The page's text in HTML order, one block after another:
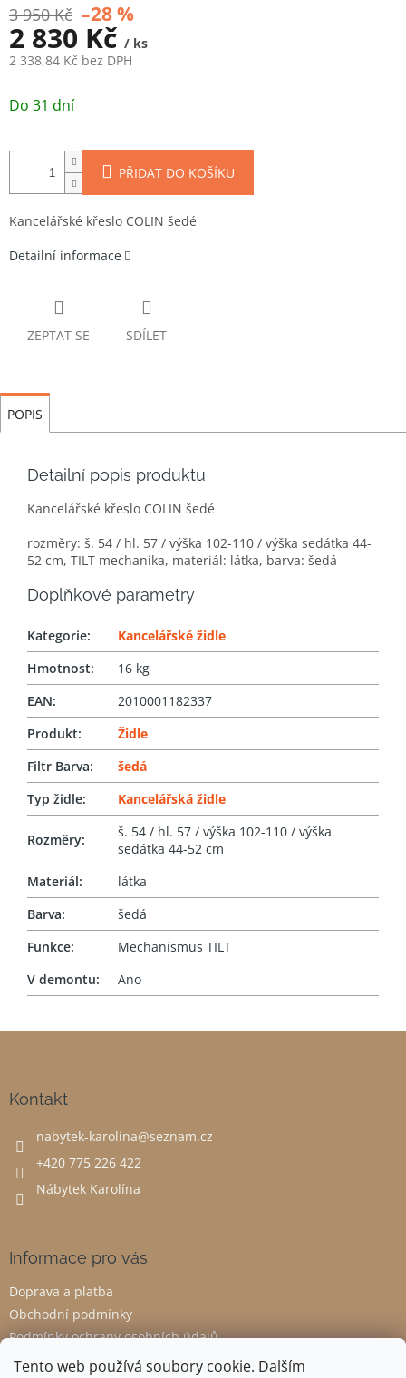
Tento web používá soubory cookie. Dalším
3 950 Kč –28 %
2 830 Kč / ks
2 338,84 Kč bez DPH
cena:
Do 31 dní
PŘIDAT DO KOŠÍKU
Kancelářské křeslo COLIN šedé
Detailní informace
ZEPTAT SE SDÍLET
POPIS
Detailní popis produktu
Kancelářské křeslo COLIN šedé
rozměry: š. 54 / hl. 57 / výška 102-110 / výška sedátka 44-
52 cm, TILT mechanika, materiál: látka, barva: šedá
Doplňkové parametry
Kategorie:
Kancelářské židle
Hmotnost:
16 kg
EAN:
2010001182337
Produkt:
Židle
Filtr Barva:
šedá
Typ židle: Kancelářská židle
Rozměry:
š. 54 / hl. 57 / výška 102-110 / výška
sedátka 44-52 cm
Materiál:
látka
Barva:
šedá
Funkce:
Mechanismus TILT
V demontu: Ano
Kontakt
nabytek-karolina@seznam.cz
+420 775 226 422
Nábytek Karolína
Informace pro vás
Doprava a platba
Obchodní podmínky
Podmínky ochrany osobních údajů
Odstoupení od smlouvy